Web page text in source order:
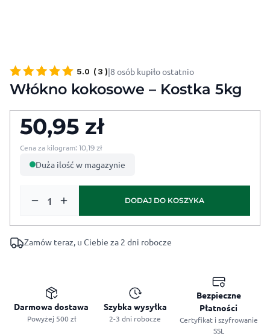
Włókno kokosowe – Kostka 5kg
5.0 ( 3 )|8 osób kupiło ostatnio
50,95 zł
Cena za kilogram: 10,19 zł
Duża ilość w magazynie
DODAJ DO KOSZYKA
Zamów teraz, u Ciebie za 2 dni robocze
Darmowa dostawa
Powyżej 500 zł
Szybka wysyłka
2-3 dni robocze
Bezpieczne
Płatności
Certyfikat i szyfrowanie
SSL